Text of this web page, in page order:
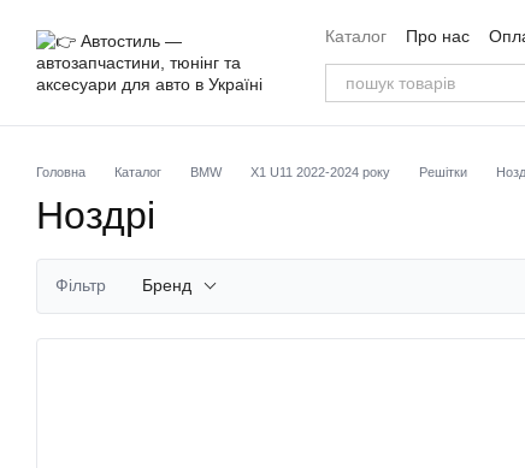
Каталог
Про нас
Угода користувача
Головна Каталог BMW X1 U11 2022-2024 року Решітки
Ноздрі
Фільтр Бренд